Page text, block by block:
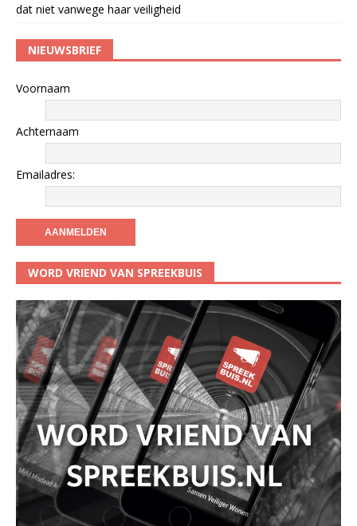
dat niet vanwege haar veiligheid
NIEUWSBRIEF
Voornaam
Achternaam
Emailadres:
WORD VRIEND VAN SPREEKBUIS